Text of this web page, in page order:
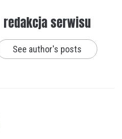
redakcja serwisu
See author's posts